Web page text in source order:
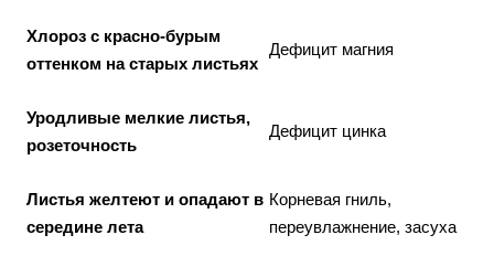
Хлороз с красно-бурым
оттенком на старых листьях
Дефицит магния
Уродливые мелкие листья,
розеточность
Дефицит цинка
Листья желтеют и опадают в
середине лета
Корневая гниль,
переувлажнение, засуха